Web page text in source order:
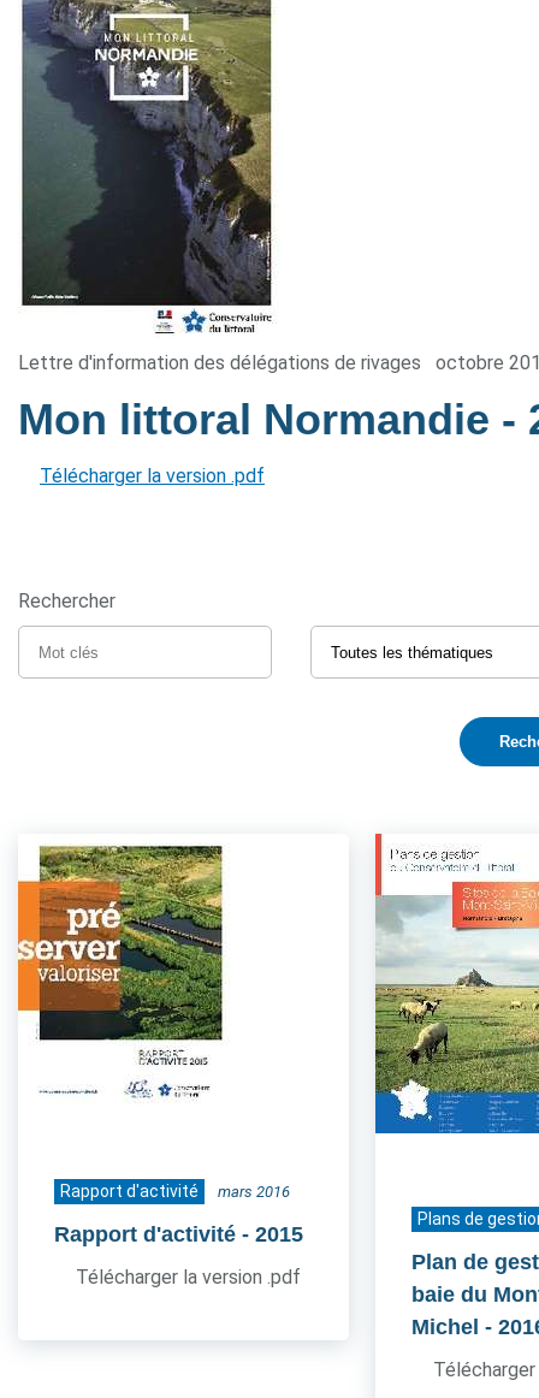
Lettre d'information des délégations de rivages octobre
Mon littoral Normandie -
Télécharger la version .pdf
Rechercher
Rapport d'activité mars 2016
Rapport d'activité - 2015
Télécharger la version .pdf
Plans de
Plan de
baie du
Michel -